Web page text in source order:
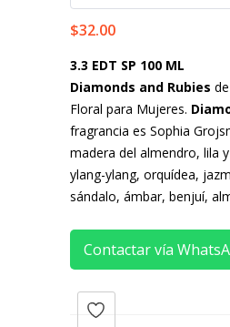
$32.00
3.3 EDT SP 100 ML
Diamonds and Rubies de
Floral para Mujeres.
fragrancia es Sophia
madera del almendro, lila
ylang-ylang, orquídea,
sándalo, ámbar, benjuí,
Contactar vía